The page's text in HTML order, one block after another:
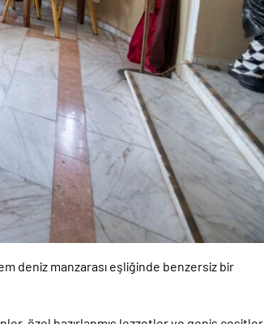
deniz manzarası eşliğinde benzersiz bir